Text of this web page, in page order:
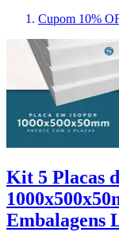
Cupom 10%
Kit 5 Placas
Embalagens